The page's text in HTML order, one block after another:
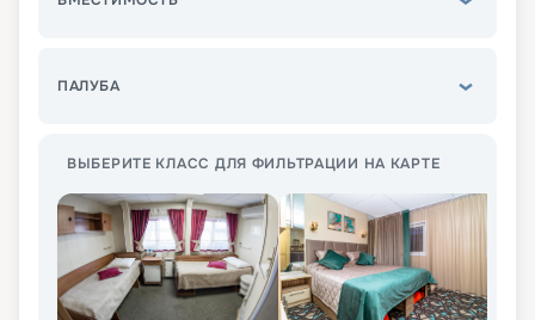
ПАЛУБА
ВЫБЕРИТЕ КЛАСС ДЛЯ ФИЛЬТРАЦИИ НА КАРТЕ